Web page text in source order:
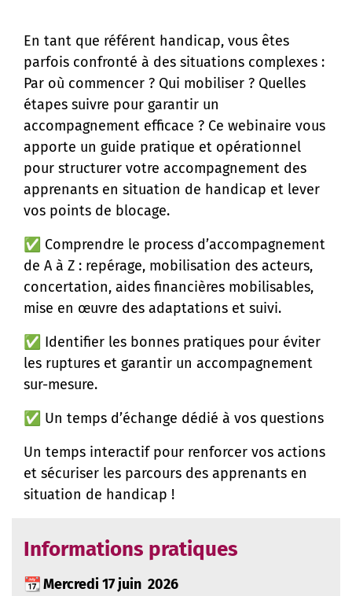
En tant que référent handicap, vous êtes
parfois confronté à des situations complexes :
Par où commencer ? Qui mobiliser ? Quelles
étapes suivre pour garantir un
accompagnement efficace ? Ce webinaire vous
apporte un guide pratique et opérationnel
pour structurer votre accompagnement des
apprenants en situation de handicap et lever
vos points de blocage.
✅ Comprendre le process d’accompagnement
de A à Z : repérage, mobilisation des acteurs,
concertation, aides financières mobilisables,
mise en œuvre des adaptations et suivi.
✅ Identifier les bonnes pratiques pour éviter
les ruptures et garantir un accompagnement
sur-mesure.
✅ Un temps d’échange dédié à vos questions
Un temps interactif pour renforcer vos actions
et sécuriser les parcours des apprenants en
situation de handicap !
Informations pratiques
📆Mercredi 17 juin 2026